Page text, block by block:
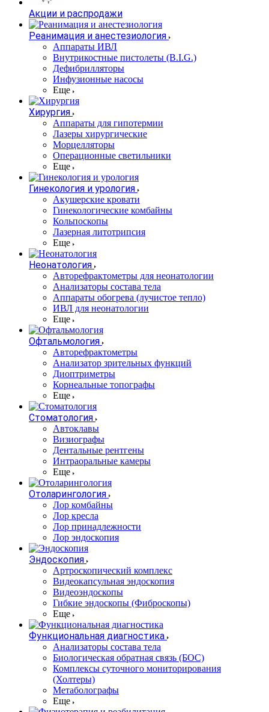
Акции и распродажи
Реанимация и анестезиология
Аппараты ИВЛ
Внутрикостные пистолеты (B.I.G.)
Дефибрилляторы
Инфузионные насосы
Еще
Хирургия
Аппараты для гипотермии
Лазеры хирургические
Морцелляторы
Операционные светильники
Еще
Гинекология и урология
Акушерские кровати
Гинекологические комбайны
Кольпоскопы
Лазерная литотрипсия
Еще
Неонатология
Авторефрактометры для неонатологии
Анализаторы состава тела
Аппараты обогрева (лучистое тепло)
ИВЛ для неонатологии
Еще
Офтальмология
Авторефрактометры
Анализатор зрительных функций
Диоптриметры
Корнеальные топографы
Еще
Стоматология
Автоклавы
Визиографы
Дентальные рентгены
Интраоральные камеры
Еще
Отоларингология
Лор комбайны
Лор кресла
Лор принадлежности
Лор эндоскопия
Эндоскопия
Артроскопический комплекс
Видеокапсульная эндоскопия
Видеоэндоскопы
Гибкие эндоскопы (Фиброcкопы)
Еще
Функциональная диагностика
Анализаторы состава тела
Биологическая обратная связь (БОС)
Комплексы суточного мониторирования
(Холтеры)
Метаболографы
Еще